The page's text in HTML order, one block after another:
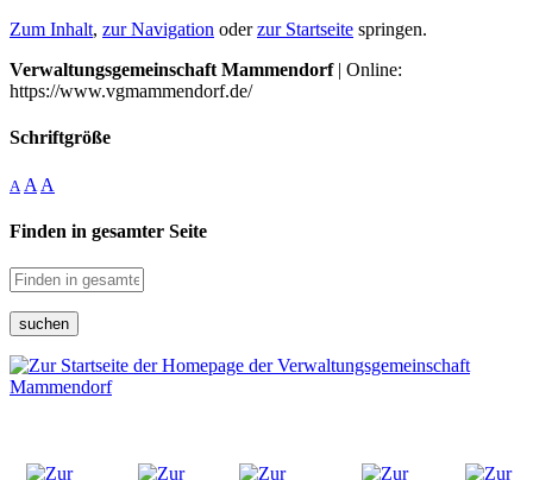
Zum Inhalt, zur Navigation oderzur Startseite springen.
Verwaltungsgemeinschaft Mammendorf| Online:
https://www.vgmammendorf.de/
Schriftgröße
A A A
Finden in gesamter Seite
suchen